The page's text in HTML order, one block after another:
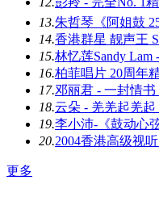
13.朱哲琴《阿姐鼓
14.香港群星 靓声王
15.林忆莲Sandy Lam
16.柏菲唱片 20周年
17.邓丽君 - 一封情书
18.云朵 - 羌羌起羌起
19.李小沛-《鼓动心
20.2004香港高级视
更多